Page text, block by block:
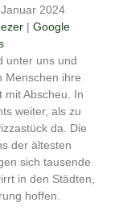
2024
| Google
unter uns und
Menschen ihre
mit Abscheu. In
weiter, als zu
da. Die
der ältesten
sich tausende
in den Städten,
hoffen.